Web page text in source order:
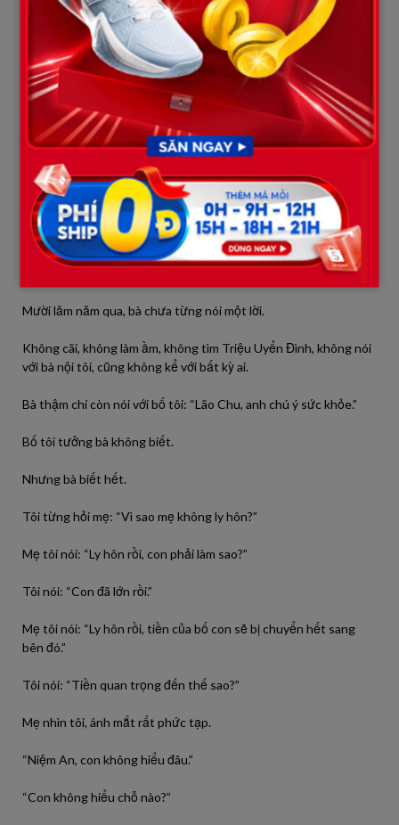
“Mẹ nói với con.”
“Mẹ con bà ấy…”
“Mẹ con biết hết, bố. Bà biết hết tất cả.”
Bố tôi ngã ngồi xuống sofa.
“Mẹ con… biết từ khi nào?”
“Từ lúc Triệu Uyển Đình mang thai đứa đầu tiên.”
Đó là mười lăm năm trước.
Mười lăm năm qua, bà chưa từng nói một lời.
Không cãi, không làm ầm, không tìm Triệu Uyển Đình, không nói
với bà nội tôi, cũng không kể với bất kỳ ai.
Bà thậm chí còn nói với bố tôi: “Lão Chu, anh chú ý sức khỏe.”
Bố tôi tưởng bà không biết.
Nhưng bà biết hết.
Tôi từng hỏi mẹ: “Vì sao mẹ không ly hôn?”
Mẹ tôi nói: “Ly hôn rồi, con phải làm sao?”
Tôi nói: “Con đã lớn rồi.”
Mẹ tôi nói: “Ly hôn rồi, tiền của bố con sẽ bị chuyển hết sang
bên đó.”
Tôi nói: “Tiền quan trọng đến thế sao?”
Mẹ nhìn tôi, ánh mắt rất phức tạp.
“Niệm An, con không hiểu đâu.”
“Con không hiểu chỗ nào?”